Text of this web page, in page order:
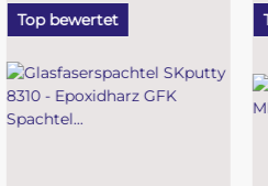
Top bewertet